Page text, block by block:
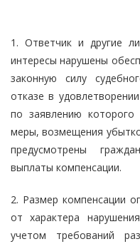
1. Ответчик и другие
интересы нарушены
законную силу
отказе в
по заявлению
меры, возмещения
предусмотрены
выплаты компенсации.
2. Размер компенсации
от характера
учетом требований